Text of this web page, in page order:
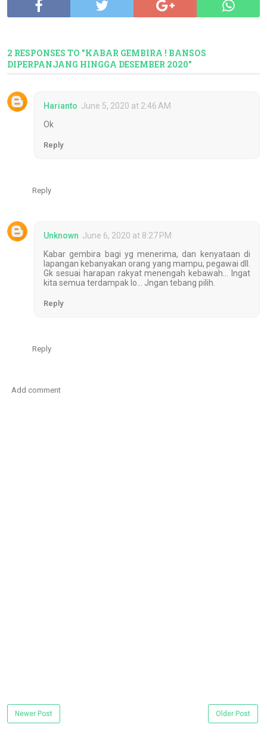
2 RESPONSES TO "KABAR GEMBIRA ! BANSOS
DIPERPANJANG HINGGA DESEMBER 2020"
Harianto June 5, 2020 at 2:46 AM
Ok
Reply
Reply
Unknown June 6, 2020 at 8:27 PM
Kabar gembira bagi yg menerima, dan kenyataan di
lapangan kebanyakan orang yang mampu, pegawai dll.
Gk sesuai harapan rakyat menengah kebawah... Ingat
kita semua terdampak lo... Jngan tebang pilih.
Reply
Reply
Add comment
Newer Post Older Post